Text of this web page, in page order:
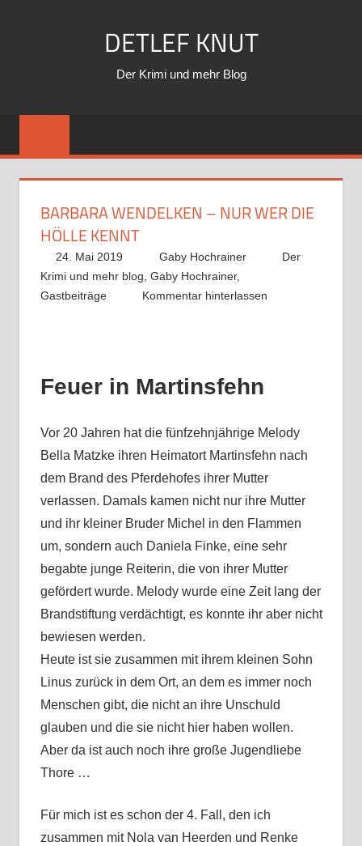
DETLEF KNUT
Der Krimi und mehr Blog
BARBARA WENDELKEN – NUR WER DIE
HÖLLE KENNT
24. Mai 2019 Gaby Hochrainer
Der
Krimi und mehr blog Gaby Hochrainer,
Gastbeiträge
Kommentar hinterlassen
Feuer in Martinsfehn
Vor 20 Jahren hat die fünfzehnjährige Melody
Bella Matzke ihren Heimatort Martinsfehn nach
dem Brand des Pferdehofes ihrer Mutter
verlassen. Damals kamen nicht nur ihre Mutter
und ihr kleiner Bruder Michel in den Flammen
um, sondern auch Daniela Finke, eine sehr
begabte junge Reiterin, die von ihrer Mutter
gefördert wurde. Melody wurde eine Zeit lang der
Brandstiftung verdächtigt, es konnte ihr aber nicht
bewiesen werden.
Heute ist sie zusammen mit ihrem kleinen Sohn
Linus zurück in dem Ort, an dem es immer noch
Menschen gibt, die nicht an ihre Unschuld
glauben und die sie nicht hier haben wollen.
Aber da ist auch noch ihre große Jugendliebe
Thore …
Für mich ist es schon der 4. Fall, den ich
zusammen mit Nola van Heerden und Renke